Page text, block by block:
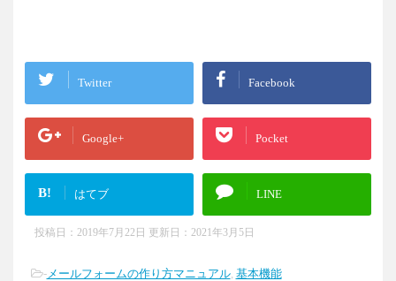
Twitter Facebook
Google+ Pocket
B! はてブ LINE
投稿日：2019年7月22日 更新日： 2021年3月5日
-メールフォームの作り方マニュアル, 基本機能